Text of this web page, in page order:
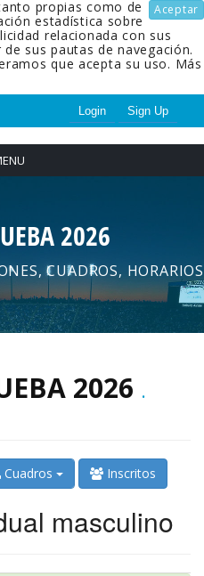
Aceptar
propias como de
estadística sobre
relacionada con sus
sus pautas de navegación.
que acepta su uso. Más
Login Sign Up
2026
CUADROS, HORARIOS
2026 .
Cuadros Inscritos
masculino